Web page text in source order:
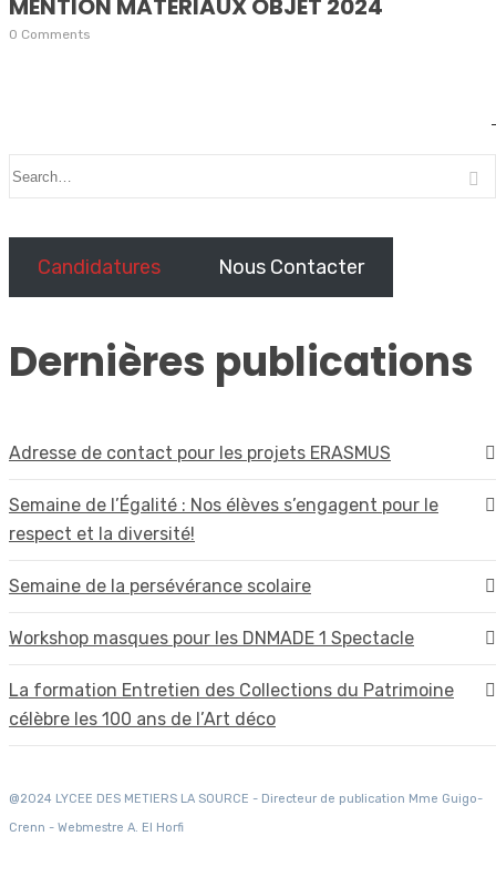
MENTION MATERIAUX OBJET 2024
0 Comments
Candidatures Nous Contacter
Dernières publications
Adresse de contact pour les projets ERASMUS
Semaine de l’Égalité : Nos élèves s’engagent pour le
respect et la diversité!
Semaine de la persévérance scolaire
Workshop masques pour les DNMADE 1 Spectacle
La formation Entretien des Collections du Patrimoine
célèbre les 100 ans de l’Art déco
@2024 LYCEE DES METIERS LA SOURCE - Directeur de publication Mme Guigo-
Crenn - Webmestre A. El Horfi